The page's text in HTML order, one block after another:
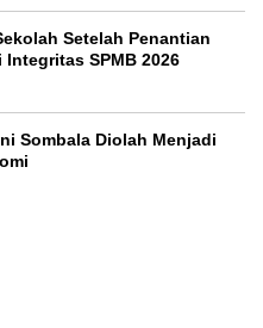
Setelah Penantian
SPMB 2026
Sombala Diolah Menjadi